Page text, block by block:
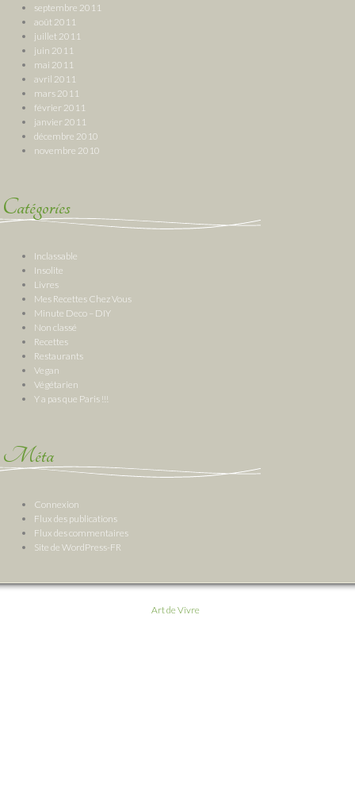
septembre 2011
août 2011
juillet 2011
juin 2011
mai 2011
avril 2011
mars 2011
février 2011
janvier 2011
décembre 2010
novembre 2010
Catégories
Inclassable
Insolite
Livres
Mes Recettes Chez Vous
Minute Deco – DIY
Non classé
Recettes
Restaurants
Vegan
Végétarien
Y a pas que Paris !!!
Méta
Connexion
Flux des publications
Flux des commentaires
Site de WordPress-FR
Art de Vivre